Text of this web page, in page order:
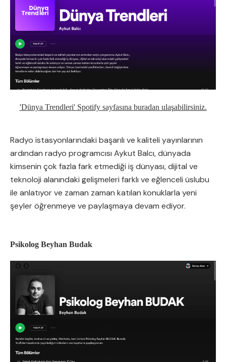
'Dünya Trendleri' Spotify sayfasına buradan ulaşabilirsiniz.
Radyo istasyonlarındaki başarılı ve kaliteli yayınlarının
ardından radyo programcısı Aykut Balcı, dünyada
kimsenin çok fazla fark etmediği iş dünyası, dijital ve
teknoloji alanındaki gelişmeleri farklı ve eğlenceli üslubu
ile anlatıyor ve zaman zaman katılan konuklarla yeni
şeyler öğrenmeye ve paylaşmaya devam ediyor.
Psikolog Beyhan Budak